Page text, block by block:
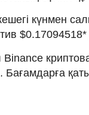
күнмен
Бағамдарға